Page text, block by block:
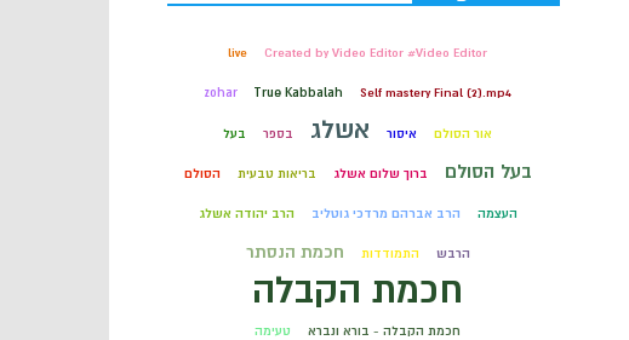
Created by Video Editor #Video Editor
live
Self mastery Final (2).mp4
True Kabbalah
zohar
אור הסולם איסור אשלג בספר בעל
בעל הסולם ברוך שלום אשלג בריאות טבעית הסולם
העצמה הרב אברהם מרדכי גוטליב הרב יהודה אשלג
הרבש התמודדות חכמת הנסתר
חכמת הקבלה
חכמת הקבלה - בורא ונברא טעימה